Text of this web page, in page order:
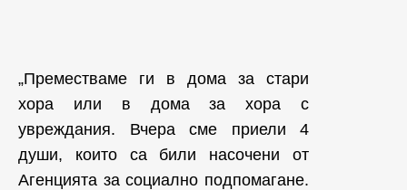
„Преместваме ги в дома за стари
хора или в дома за хора с
увреждания. Вчера сме приели 4
души, които са били насочени от
Агенцията за социално подпомагане.